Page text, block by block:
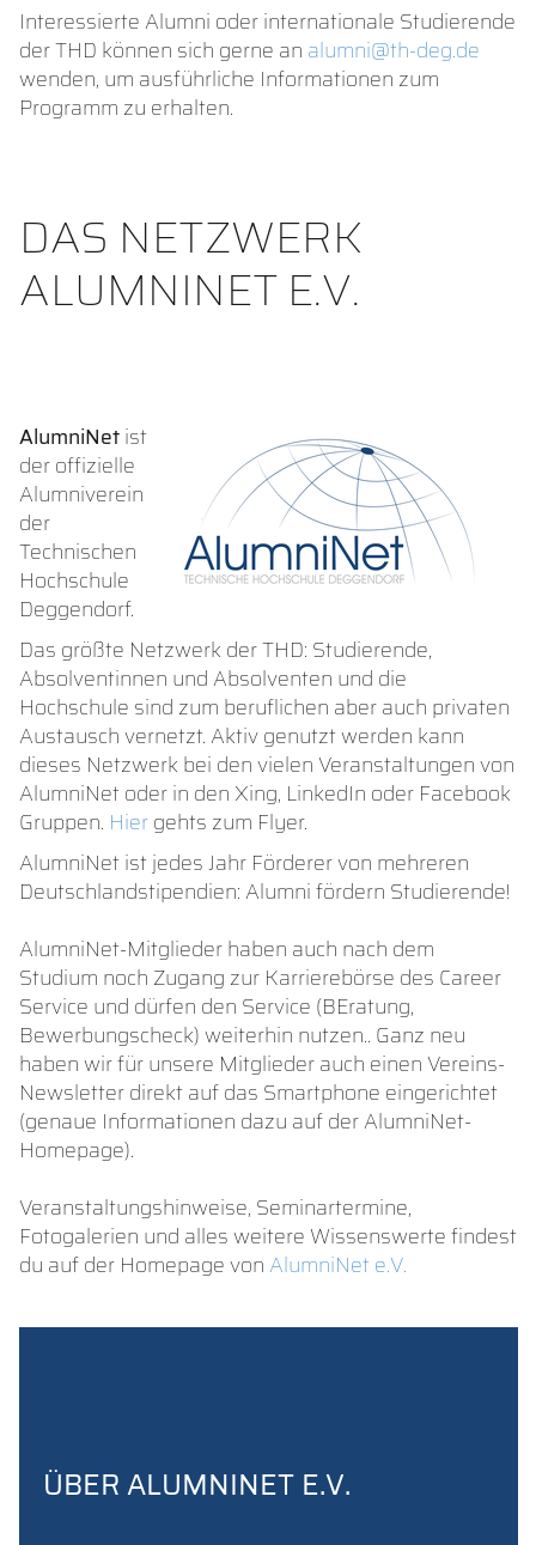
Interessierte Alumni oder internationale Studierende
der THD können sich gerne an alumni@th-deg.de
wenden, um ausführliche Informationen zum
Programm zu erhalten.
DAS NETZWERK
ALUMNINET E.V.
AlumniNetist
der offizielle
Alumniverein
der
Technischen
Hochschule
Deggendorf.
Das größte Netzwerk der THD: Studierende,
Absolventinnen und Absolventen und die
Hochschule sind zum beruflichen aber auch privaten
Austausch vernetzt. Aktiv genutzt werden kann
dieses Netzwerk bei den vielen Veranstaltungen von
AlumniNet oder in den Xing, LinkedIn oder Facebook
Gruppen. Hiergehts zum Flyer.
AlumniNet ist jedes Jahr Förderer von mehreren
Deutschlandstipendien: Alumni fördern Studierende!
AlumniNet-Mitglieder haben auch nach dem
Studium noch Zugang zur Karrierebörse des Career
Service und dürfen den Service (BEratung,
Bewerbungscheck) weiterhin nutzen.. Ganz neu
haben wir für unsere Mitglieder auch einen Vereins-
Newsletter direkt auf das Smartphone eingerichtet
(genaue Informationen dazu auf der AlumniNet-
Homepage).
Veranstaltungshinweise, Seminartermine,
Fotogalerien und alles weitere Wissenswerte findest
du auf der Homepage von AlumniNet e.V.
ÜBER ALUMNINET E.V.